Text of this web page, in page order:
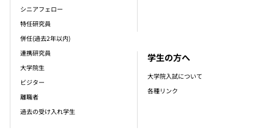
シニアフェロー
特任研究員
併任(過去2年以内)
連携研究員
大学院生
ビジター
離職者
過去の受け入れ学生
学生の方へ
大学院入試について
各種リンク